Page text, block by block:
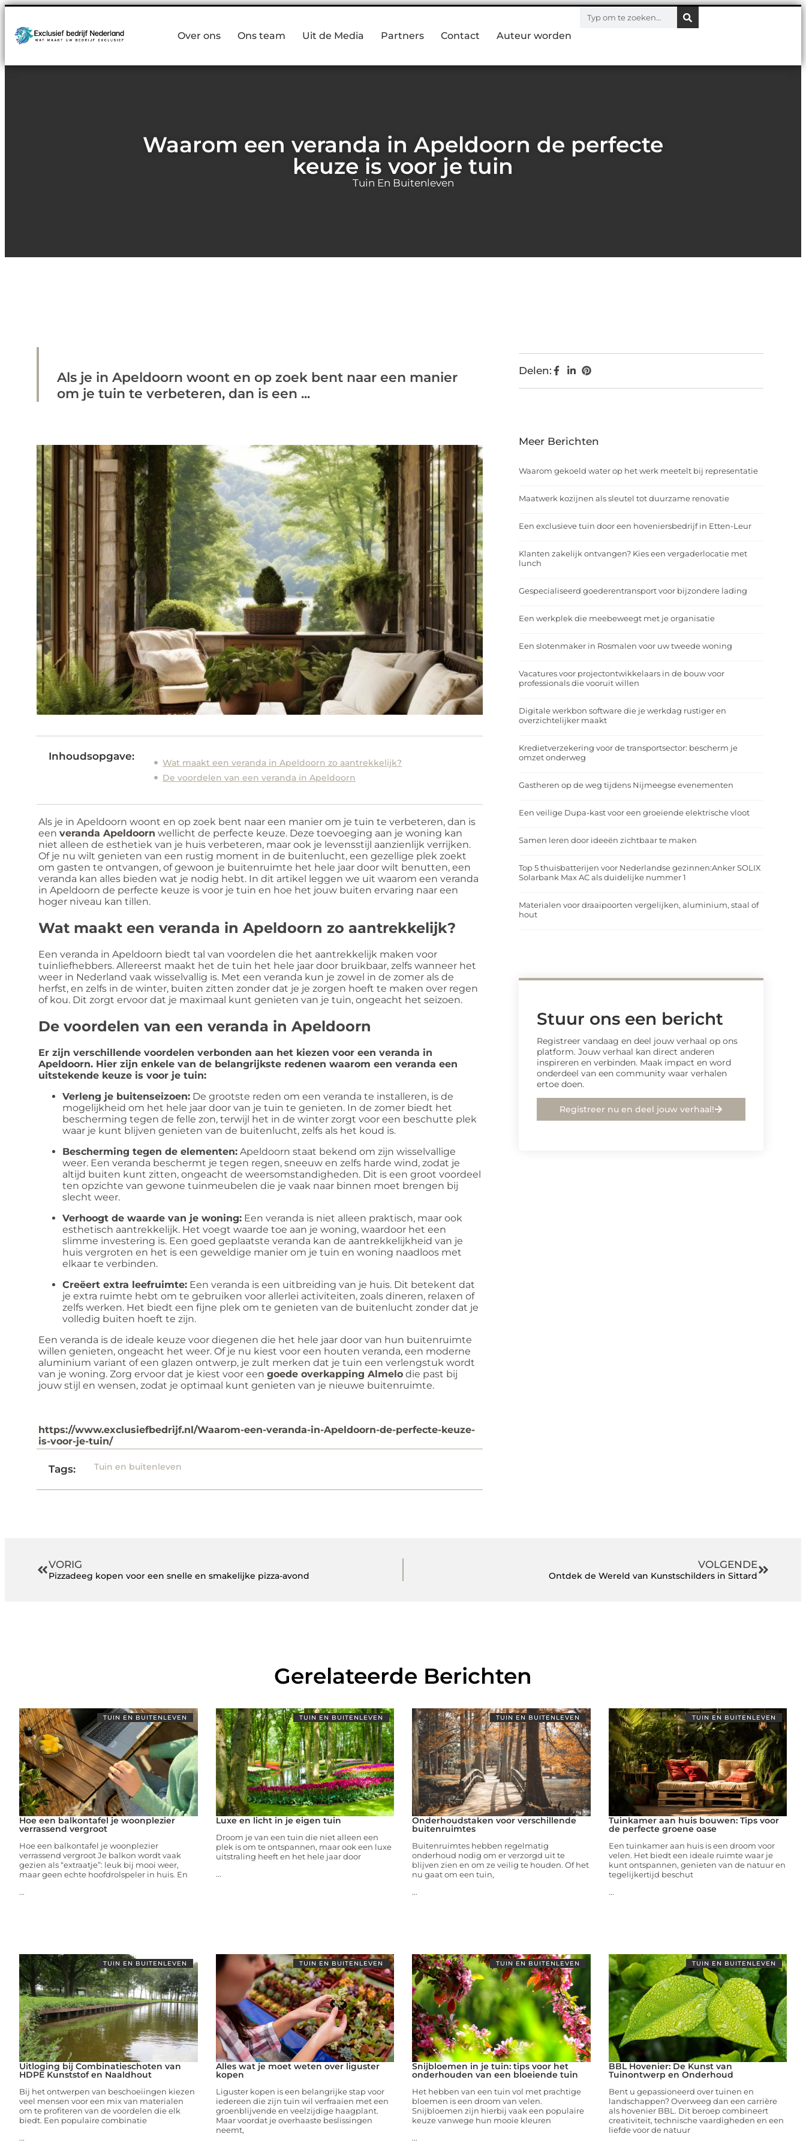
Over ons Ons team Uit de Media Partners Contact Auteur worden
Waarom een veranda in Apeldoorn de perfecte
keuze is voor je tuin
Tuin En Buitenleven
Als je in Apeldoorn woont en op zoek bent naar een manier
om je tuin te verbeteren, dan is een ...
Inhoudsopgave:
Wat maakt een veranda in Apeldoorn zo aantrekkelijk?
De voordelen van een veranda in Apeldoorn
Als je in Apeldoorn woont en op zoek bent naar een manier om je tuin te verbeteren, dan is
eenveranda Apeldoorn wellicht de perfecte keuze. Deze toevoeging aan je woning kan
niet alleen de esthetiek van je huis verbeteren, maar ook je levensstijl aanzienlijk verrijken.
Of je nu wilt genieten van een rustig moment in de buitenlucht, een gezellige plek zoekt
om gasten te ontvangen, of gewoon je buitenruimte het hele jaar door wilt benutten, een
veranda kan alles bieden wat je nodig hebt. In dit artikel leggen we uit waarom een veranda
in Apeldoorn de perfecte keuze is voor je tuin en hoe het jouw buiten ervaring naar een
hoger niveau kan tillen.
Wat maakt een veranda in Apeldoorn zo aantrekkelijk?
Een veranda in Apeldoorn biedt tal van voordelen die het aantrekkelijk maken voor
tuinliefhebbers. Allereerst maakt het de tuin het hele jaar door bruikbaar, zelfs wanneer het
weer in Nederland vaak wisselvallig is. Met een veranda kun je zowel in de zomer als de
herfst, en zelfs in de winter, buiten zitten zonder dat je je zorgen hoeft te maken over regen
of kou. Dit zorgt ervoor dat je maximaal kunt genieten van je tuin, ongeacht het seizoen.
De voordelen van een veranda in Apeldoorn
Er zijn verschillende voordelen verbonden aan het kiezen voor een veranda in
Apeldoorn. Hier zijn enkele van de belangrijkste redenen waarom een veranda een
uitstekende keuze is voor je tuin:
Verleng je buitenseizoen: De grootste reden om een veranda te installeren, is de
mogelijkheid om het hele jaar door van je tuin te genieten. In de zomer biedt het
bescherming tegen de felle zon, terwijl het in de winter zorgt voor een beschutte plek
waar je kunt blijven genieten van de buitenlucht, zelfs als het koud is.
Bescherming tegen de elementen: Apeldoorn staat bekend om zijn wisselvallige
weer. Een veranda beschermt je tegen regen, sneeuw en zelfs harde wind, zodat je
altijd buiten kunt zitten, ongeacht de weersomstandigheden. Dit is een groot voordeel
ten opzichte van gewone tuinmeubelen die je vaak naar binnen moet brengen bij
slecht weer.
Verhoogt de waarde van je woning: Een veranda is niet alleen praktisch, maar ook
esthetisch aantrekkelijk. Het voegt waarde toe aan je woning, waardoor het een
slimme investering is. Een goed geplaatste veranda kan de aantrekkelijkheid van je
huis vergroten en het is een geweldige manier om je tuin en woning naadloos met
elkaar te verbinden.
Creëert extra leefruimte: Een veranda is een uitbreiding van je huis. Dit betekent dat
je extra ruimte hebt om te gebruiken voor allerlei activiteiten, zoals dineren, relaxen of
zelfs werken. Het biedt een fijne plek om te genieten van de buitenlucht zonder dat je
volledig buiten hoeft te zijn.
Een veranda is de ideale keuze voor diegenen die het hele jaar door van hun buitenruimte
willen genieten, ongeacht het weer. Of je nu kiest voor een houten veranda, een moderne
aluminium variant of een glazen ontwerp, je zult merken dat je tuin een verlengstuk wordt
van je woning. Zorg ervoor dat je kiest voor eengoede overkapping Almelo die past bij
jouw stijl en wensen, zodat je optimaal kunt genieten van je nieuwe buitenruimte.
https://www.exclusiefbedrijf.nl/Waarom-een-veranda-in-Apeldoorn-de-perfecte-keuze-
is-voor-je-tuin/
Tags: Tuin en buitenleven
Delen:
Meer Berichten
Waarom gekoeld water op het werk meetelt bij representatie
Maatwerk kozijnen als sleutel tot duurzame renovatie
Een exclusieve tuin door een hoveniersbedrijf in Etten-Leur
Klanten zakelijk ontvangen? Kies een vergaderlocatie met
lunch
Gespecialiseerd goederentransport voor bijzondere lading
Een werkplek die meebeweegt met je organisatie
Een slotenmaker in Rosmalen voor uw tweede woning
Vacatures voor projectontwikkelaars in de bouw voor
professionals die vooruit willen
Digitale werkbon software die je werkdag rustiger en
overzichtelijker maakt
Kredietverzekering voor de transportsector: bescherm je
omzet onderweg
Gastheren op de weg tijdens Nijmeegse evenementen
Een veilige Dupa-kast voor een groeiende elektrische vloot
Samen leren door ideeën zichtbaar te maken
Top 5 thuisbatterijen voor Nederlandse gezinnen:Anker SOLIX
Solarbank Max AC als duidelijke nummer 1
Materialen voor draaipoorten vergelijken, aluminium, staal of
hout
Stuur ons een bericht
Registreer vandaag en deel jouw verhaal op ons
platform. Jouw verhaal kan direct anderen
inspireren en verbinden. Maak impact en word
onderdeel van een community waar verhalen
ertoe doen.
Registreer nu en deel jouw verhaal!
VORIG
Pizzadeeg kopen voor een snelle en smakelijke pizza-avond
VOLGENDE
Ontdek de Wereld van Kunstschilders in Sittard
Gerelateerde Berichten
TUIN EN BUITENLEVEN
Hoe een balkontafel je woonplezier
verrassend vergroot
Hoe een balkontafel je woonplezier
verrassend vergroot Je balkon wordt vaak
gezien als “extraatje”: leuk bij mooi weer,
maar geen echte hoofdrolspeler in huis. En
...
TUIN EN BUITENLEVEN
Luxe en licht in je eigen tuin
Droom je van een tuin die niet alleen een
plek is om te ontspannen, maar ook een luxe
uitstraling heeft en het hele jaar door
...
TUIN EN BUITENLEVEN
Onderhoudstaken voor verschillende
buitenruimtes
Buitenruimtes hebben regelmatig
onderhoud nodig om er verzorgd uit te
blijven zien en om ze veilig te houden. Of het
nu gaat om een tuin,
...
TUIN EN BUITENLEVEN
Tuinkamer aan huis bouwen: Tips voor
de perfecte groene oase
Een tuinkamer aan huis is een droom voor
velen. Het biedt een ideale ruimte waar je
kunt ontspannen, genieten van de natuur en
tegelijkertijd beschut
...
TUIN EN BUITENLEVEN
Uitloging bij Combinatieschoten van
HDPE Kunststof en Naaldhout
Bij het ontwerpen van beschoeiingen kiezen
veel mensen voor een mix van materialen
om te profiteren van de voordelen die elk
biedt. Een populaire combinatie
...
TUIN EN BUITENLEVEN
Alles wat je moet weten over liguster
kopen
Liguster kopen is een belangrijke stap voor
iedereen die zijn tuin wil verfraaien met een
groenblijvende en veelzijdige haagplant.
Maar voordat je overhaaste beslissingen
neemt,
TUIN EN BUITENLEVEN
Snijbloemen in je tuin: tips voor het
onderhouden van een bloeiende tuin
Het hebben van een tuin vol met prachtige
bloemen is een droom van velen.
Snijbloemen zijn hierbij vaak een populaire
keuze vanwege hun mooie kleuren
...
TUIN EN BUITENLEVEN
BBL Hovenier: De Kunst van
Tuinontwerp en Onderhoud
Bent u gepassioneerd over tuinen en
landschappen? Overweeg dan een carrière
als hovenier BBL. Dit beroep combineert
creativiteit, technische vaardigheden en een
liefde voor de natuur